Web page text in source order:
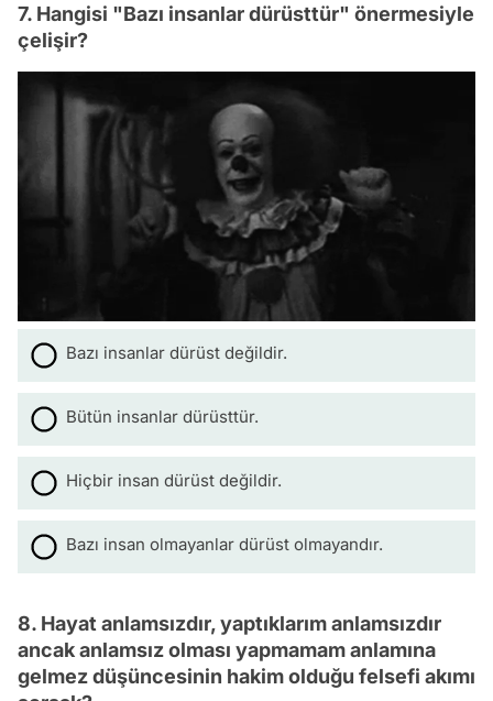
7. Hangisi "Bazı insanlar dürüsttür" önermesiyle
çelişir?
Bazı insanlar dürüst değildir.
Bütün insanlar dürüsttür.
Hiçbir insan dürüst değildir.
Bazı insan olmayanlar dürüst olmayandır.
8. Hayat anlamsızdır, yaptıklarım anlamsızdır
ancak anlamsız olması yapmamam anlamına
gelmez düşüncesinin hakim olduğu felsefi akımı